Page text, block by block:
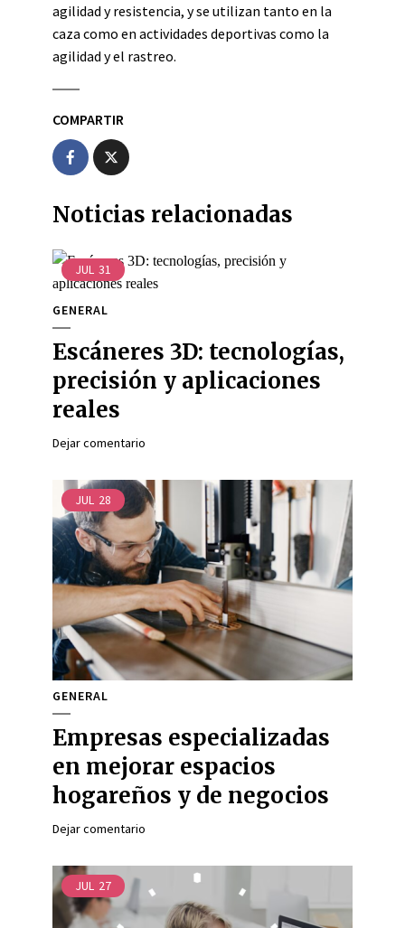
agilidad y resistencia, y se utilizan tanto en la
caza como en actividades deportivas como la
agilidad y el rastreo.
COMPARTIR
Noticias relacionadas
JUL 31
GENERAL
Escáneres 3D: tecnologías,
precisión y aplicaciones
reales
Dejar comentario
JUL 28
GENERAL
Empresas especializadas
en mejorar espacios
hogareños y de negocios
Dejar comentario
JUL 27